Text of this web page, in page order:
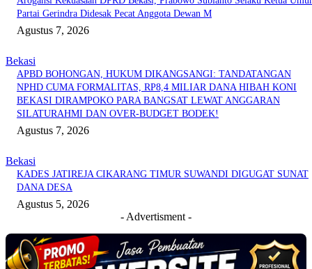
Partai Gerindra Didesak Pecat Anggota Dewan M
Agustus 7, 2026
Bekasi
APBD BOHONGAN, HUKUM DIKANGSANGI: TANDATANGAN
NPHD CUMA FORMALITAS, RP8,4 MILIAR DANA HIBAH KONI
BEKASI DIRAMPOKO PARA BANGSAT LEWAT ANGGARAN
SILATURAHMI DAN OVER-BUDGET BODEK!
Agustus 7, 2026
Bekasi
KADES JATIREJA CIKARANG TIMUR SUWANDI DIGUGAT SUNAT
DANA DESA
Agustus 5, 2026
- Advertisment -